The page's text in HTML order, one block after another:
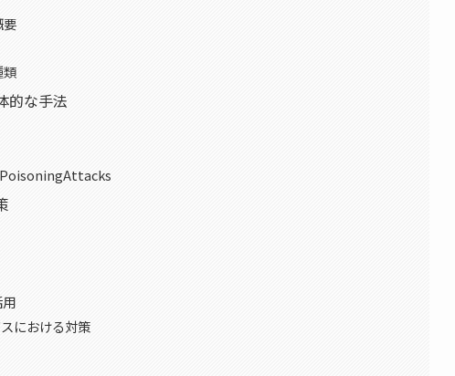
要
類
的な手法
における対策